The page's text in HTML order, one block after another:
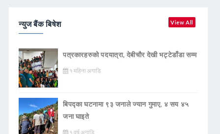
न्युज बैंक बिषेश View All
पत्रकारहरुको पदयात्रा, देबीचौर देखी भट्टेडाँडा सम्म
१ महिना अगाडि
बिपद्का घटनामा ९३ जनाले ज्यान गुमाए, ४ सय ४५
जना घाइते
१ वर्ष अगाडि